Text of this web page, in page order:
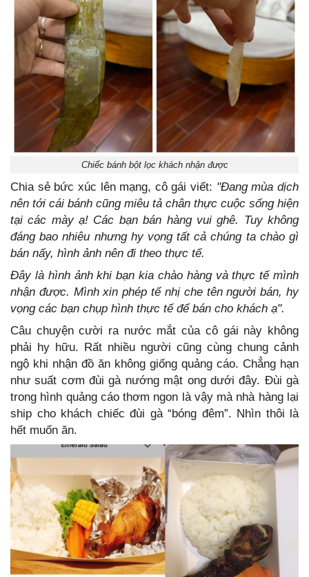
Chiếc bánh bột lọc khách nhận được
Chia sẻ bức xúc lên mạng, cô gái viết: "Đang mùa dịch
nên tới cái bánh cũng miêu tả chân thực cuộc sống hiện
tại các mày ạ! Các bạn bán hàng vui ghê. Tuy không
đáng bao nhiêu nhưng hy vọng tất cả chúng ta chào gì
bán nấy, hình ảnh nên đi theo thực tế.
Đây là hình ảnh khi bạn kia chào hàng và thực tế mình
nhận được. Mình xin phép tế nhị che tên người bán, hy
vọng các bạn chụp hình thực tế để bán cho khách ạ".
Câu chuyện cười ra nước mắt của cô gái này không
phải hy hữu. Rất nhiều người cũng cùng chung cảnh
ngộ khi nhận đồ ăn không giống quảng cáo. Chẳng hạn
như suất cơm đùi gà nướng mật ong dưới đây. Đùi gà
trong hình quảng cáo thơm ngon là vậy mà nhà hàng lại
ship cho khách chiếc đùi gà “bóng đêm”. Nhìn thôi là
hết muốn ăn.